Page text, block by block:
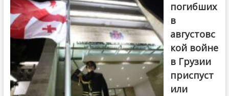
погибших
в
августовс
кой войне
в Грузии
приспуст
или